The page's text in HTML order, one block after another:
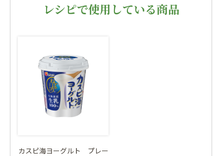
レシピで使用している商品
カスピ海ヨーグルト プレー